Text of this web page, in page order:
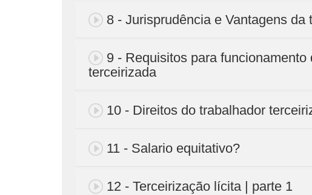
8 - Jurisprudência e Vantagens da
9 - Requisitos para funcionamento
terceirizada
10 - Direitos do trabalhador
11 - Salario equitativo?
12 - Terceirização lícita | parte 1